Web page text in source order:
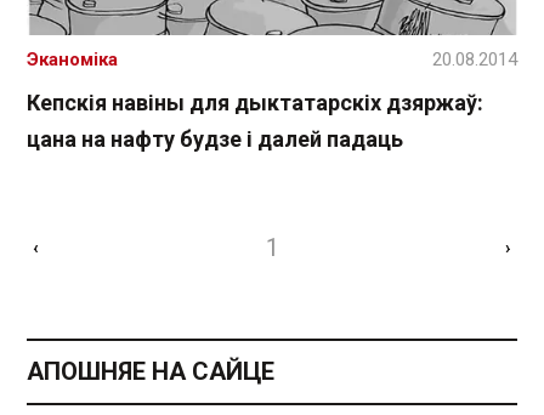
Кепскія навіны для дыктатарскіх дзяржаў:
цана на нафту будзе і далей падаць
Эканоміка 20.08.2014
‹ 1 ›
АПОШНЯЕ НА САЙЦЕ